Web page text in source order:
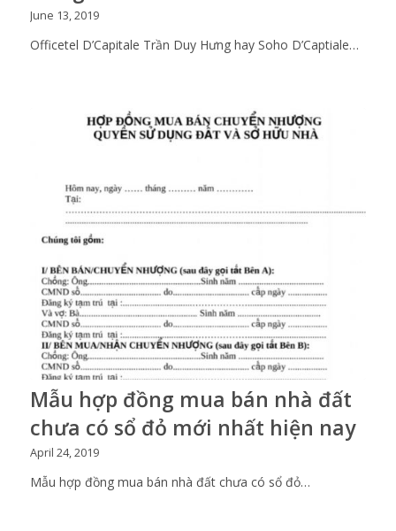
June 13, 2019
Officetel D’Capitale Trần Duy Hưng hay Soho D’Captiale…
Mẫu hợp đồng mua bán nhà đất
chưa có sổ đỏ mới nhất hiện nay
April 24, 2019
Mẫu hợp đồng mua bán nhà đất chưa có sổ đỏ…